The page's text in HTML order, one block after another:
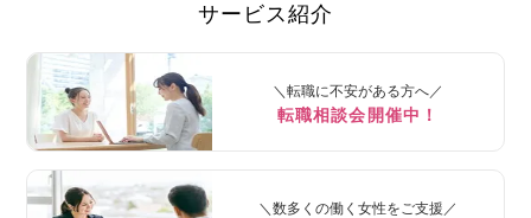
サービス紹介
＼転職に不安がある方へ／
転職相談会開催中！
＼数多くの働く女性をご支援／